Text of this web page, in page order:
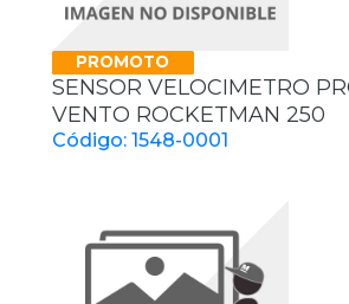
PROMOTO
SENSOR VELOCIMETRO
VENTO ROCKETMAN 250
Código: 1548-0001